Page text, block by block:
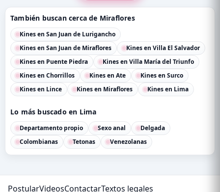
También buscan cerca de Miraflores
Kines en San Juan de Lurigancho
Kines en San Juan de Miraflores
Kines en Villa El Salvador
Kines en Puente Piedra
Kines en Villa María del Triunfo
Kines en Chorrillos
Kines en Ate
Kines en Surco
Kines en Lince
Kines en Miraflores Kines en Lima
Lo más buscado en Lima
Departamento propio Sexo anal
Delgada
Colombianas
Tetonas Venezolanas
PostularVideosContactarTextos legales